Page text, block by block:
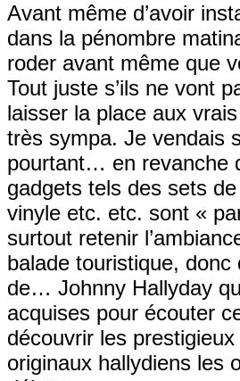
Avant même d’avoir
dans la pénombre
roder avant même que
Tout juste s’ils ne vont
laisser la place aux
très sympa. Je vendais
pourtant… en revanche
gadgets tels des sets
vinyle etc. etc. sont «
surtout retenir
balade touristique,
de… Johnny Hallyday
acquises pour écouter
découvrir les
originaux hallydiens les